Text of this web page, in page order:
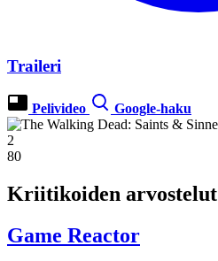
Traileri
Pelivideo Google-haku
2
80
Kriitikoiden arvostelut
Game Reactor